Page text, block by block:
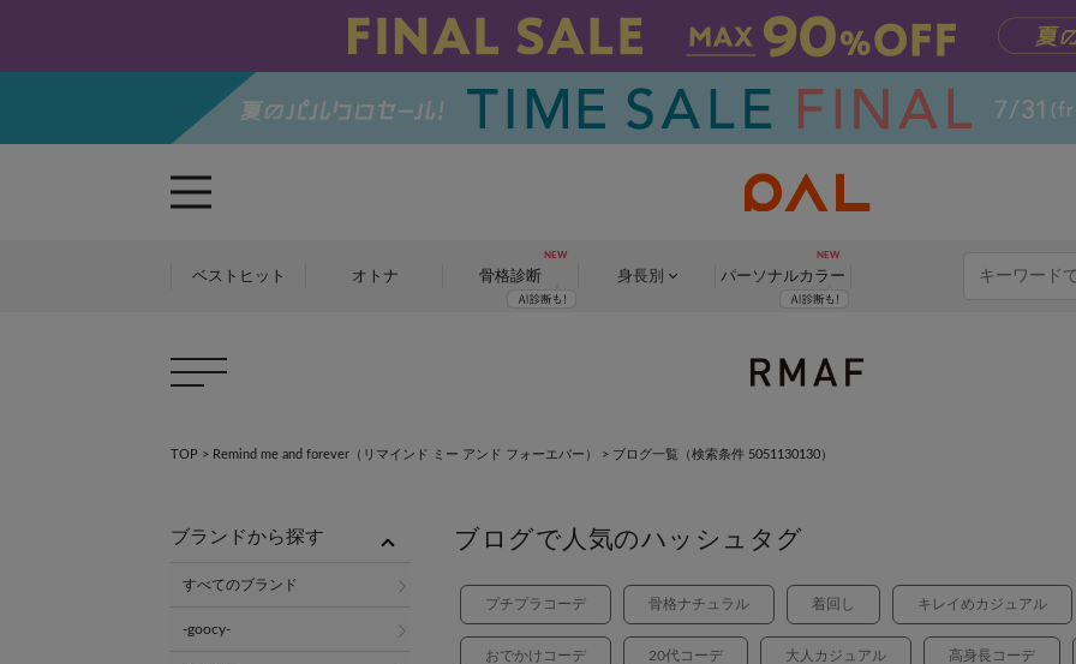
ベストヒット オトナ 骨格診断 身長別 パーソナルカラー
TOP > Remind me and forever（リマインド ミー アンド フォーエバー） > ブログ一覧 （検索条件 5051130130）
ブログで人気のハッシュタグ
プチプラコーデ 骨格ナチュラル 着回し キレイめカジュアル
おでかけコーデ 20代コーデ 大人カジュアル 高身長コーデ
ブランドから探す
すべてのブランド
-goocy-